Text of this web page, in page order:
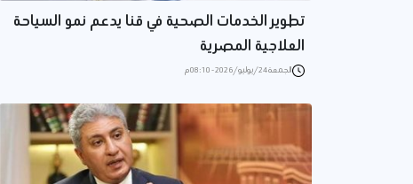
تطوير الخدمات الصحية في قنا يدعم نمو السياحة
العلاجية المصرية
الجمعة 24/يوليو/2026 - 08:10 م